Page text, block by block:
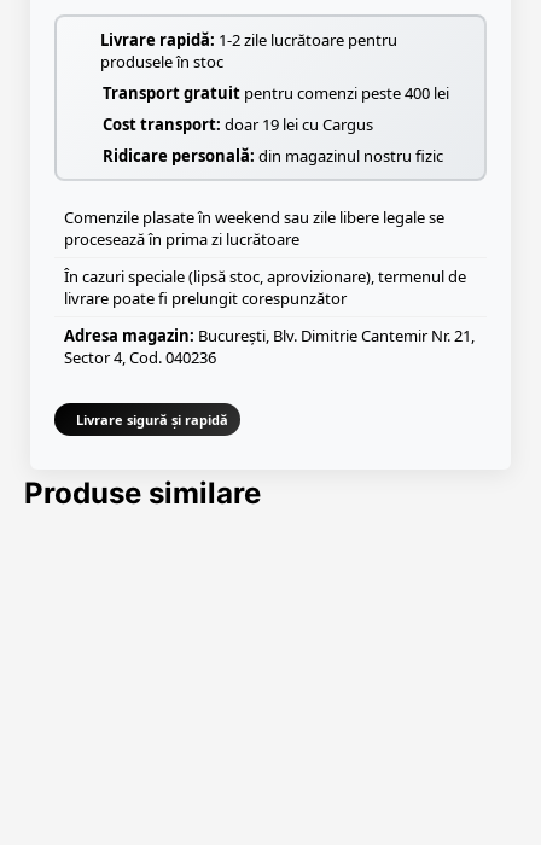
Livrare rapidă: 1-2 zile lucrătoare pentru
produsele în stoc
Transport gratuit pentru comenzi peste 400 lei
Cost transport: doar 19 lei cu Cargus
Ridicare personală: din magazinul nostru fizic
Comenzile plasate în weekend sau zile libere legale se
procesează în prima zi lucrătoare
În cazuri speciale (lipsă stoc, aprovizionare), termenul de
livrare poate fi prelungit corespunzător
Adresa magazin: București, Blv. Dimitrie Cantemir Nr. 21,
Sector 4, Cod. 040236
Livrare sigură și rapidă
Produse similare